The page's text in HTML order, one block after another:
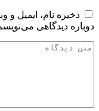
ذخیره نام، ایمیل
دوباره دیدگاهی